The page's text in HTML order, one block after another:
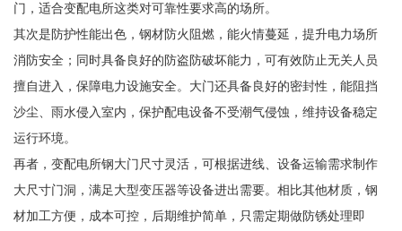
门，适合变配电所这类对可靠性要求高的场所。
其次是防护性能出色，钢材防火阻燃，能火情蔓延，提升电力场所
消防安全；同时具备良好的防盗防破坏能力，可有效防止无关人员
擅自进入，保障电力设施安全。大门还具备良好的密封性，能阻挡
沙尘、雨水侵入室内，保护配电设备不受潮气侵蚀，维持设备稳定
运行环境。
再者，变配电所钢大门尺寸灵活，可根据进线、设备运输需求制作
大尺寸门洞，满足大型变压器等设备进出需要。相比其他材质，钢
材加工方便，成本可控，后期维护简单，只需定期做防锈处理即